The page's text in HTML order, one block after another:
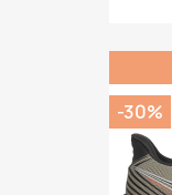
-30%